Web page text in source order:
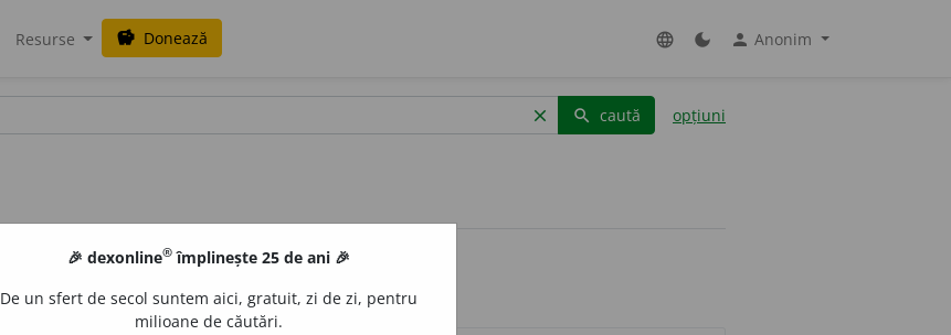
Resurse savings Donează language dark_mode person Anonim
clear search caută opțiuni
🎉 dexonline® împlinește 25 de ani 🎉
De un sfert de secol suntem aici, gratuit, zi de zi, pentru
milioane de căutări.